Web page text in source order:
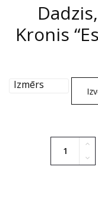
Kronis
Izmērs